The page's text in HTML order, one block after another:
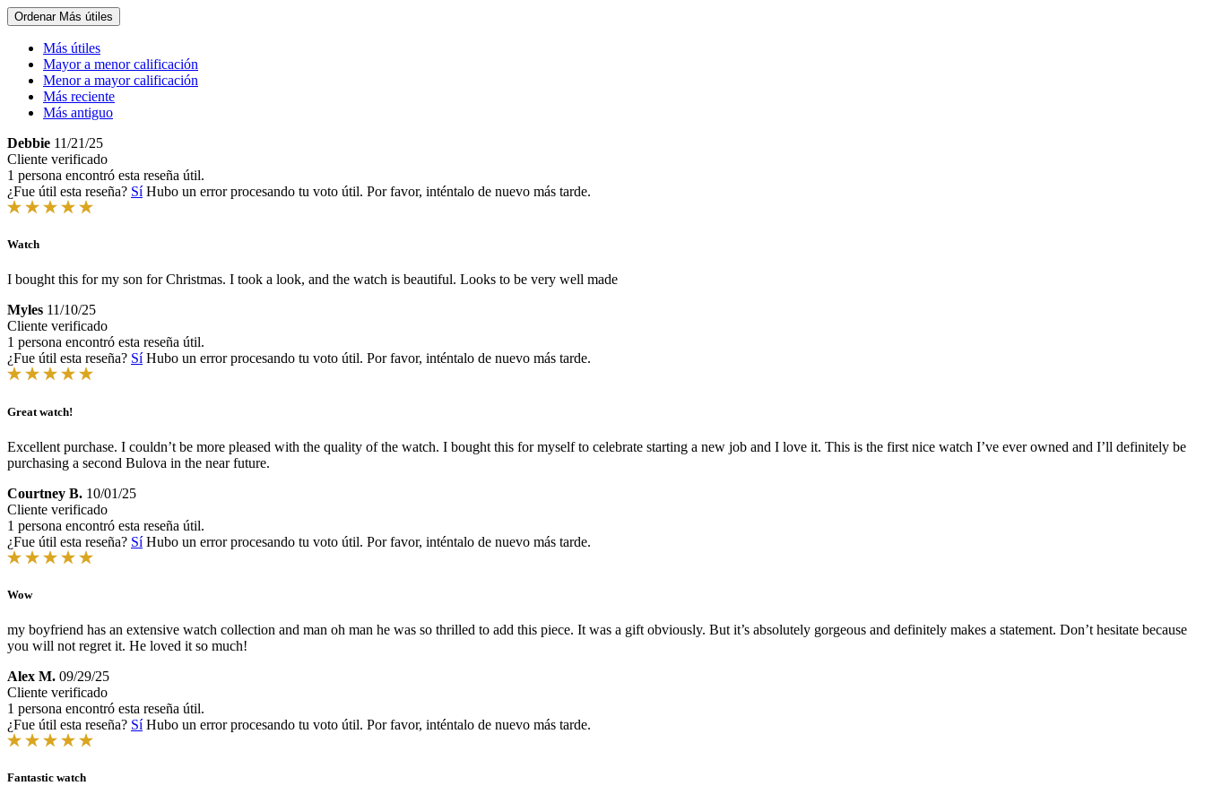
Ordenar Más útiles
Más útiles
Mayor a menor calificación
Menor a mayor calificación
Más reciente
Más antiguo
Debbie 11/21/25
Cliente verificado
1 persona encontró esta reseña útil.
¿Fue útil esta reseña? Sí Hubo un error procesando tu voto útil. Por favor, inténtalo de nuevo más tarde.
Watch
I bought this for my son for Christmas. I took a look, and the watch is beautiful. Looks to be very well made
Myles 11/10/25
Cliente verificado
1 persona encontró esta reseña útil.
¿Fue útil esta reseña? Sí Hubo un error procesando tu voto útil. Por favor, inténtalo de nuevo más tarde.
Great watch!
Excellent purchase. I couldn’t be more pleased with the quality of the watch. I bought this for myself to celebrate starting a new job and I love it. This is the first nice watch I’ve ever owned and I’ll definitely be
purchasing a second Bulova in the near future.
Courtney B. 10/01/25
Cliente verificado
1 persona encontró esta reseña útil.
¿Fue útil esta reseña? Sí Hubo un error procesando tu voto útil. Por favor, inténtalo de nuevo más tarde.
Wow
my boyfriend has an extensive watch collection and man oh man he was so thrilled to add this piece. It was a gift obviously. But it’s absolutely gorgeous and definitely makes a statement. Don’t hesitate because
you will not regret it. He loved it so much!
Alex M. 09/29/25
Cliente verificado
1 persona encontró esta reseña útil.
¿Fue útil esta reseña? Sí Hubo un error procesando tu voto útil. Por favor, inténtalo de nuevo más tarde.
Fantastic watch